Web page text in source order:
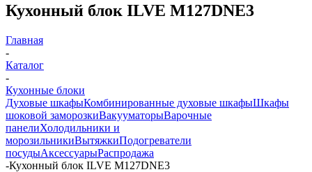
Кухонный блок ILVE M127DNE3
Главная
-
Каталог
-
Кухонные блоки
Духовые шкафыКомбинированные духовые шкафыШкафы
шоковой заморозкиВакууматорыВарочные
панелиХолодильники и
морозильникиВытяжкиПодогреватели
посудыАксессуарыРаспродажа
-Кухонный блок ILVE M127DNE3